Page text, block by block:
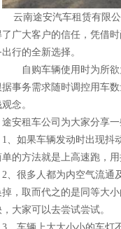
云南途安汽车租赁有限公
了广大客户的信任，凭借
行的全新选择。
自购车辆使用时为所欲
据事务需求随时调控用车
念。
途安租车公司为大家分享
1、如果车辆发动时出现抖
的方法就是上高速跑，
2、很多人都为内空气流通
掉，取而代之的是同等大
大家可以去尝试尝试。